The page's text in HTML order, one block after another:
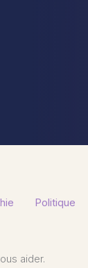
Politique
aider.